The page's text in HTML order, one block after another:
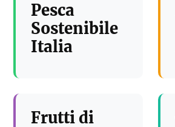
Pesca
Sostenibile
Italia
Frutti di